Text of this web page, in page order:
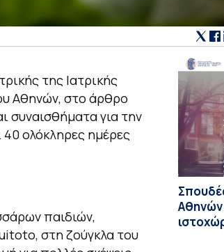
της Ιατρικής
Αθηνών, στο άρθρο
συναισθήματα για την
ολόκληρες ημέρες
παιδιών,
στη ζούγκλα του